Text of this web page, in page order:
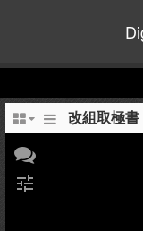
改組取極
tune